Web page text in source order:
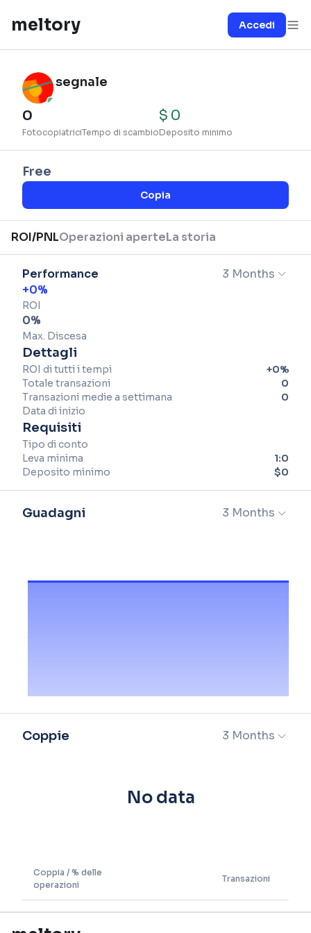
meltory Accedi
segnale
0
FotocopiatriciTempo di scambio
$ 0
Deposito minimo
Free
Copia
ROI/PNLOperazioni aperteLa storia
Performance
3 Months
+0%
ROI
0%
Max. Discesa
Dettagli
ROI di tutti i tempi +0%
Totale transazioni
0
Transazioni medie a settimana
0
Data di inizio
Requisiti
Tipo di conto
Leva minima
1:0
Deposito minimo
$0
Guadagni 3 Months
Coppie 3 Months
No data
Coppia / % delle
operazioni
Transazioni